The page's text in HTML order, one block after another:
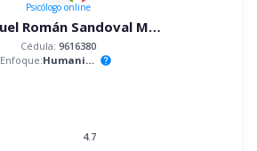
Psicólogoonline
Emmanuel Román Sandoval Mandujano
Cédula: 9616380
Enfoque:
Humanista help
4.7